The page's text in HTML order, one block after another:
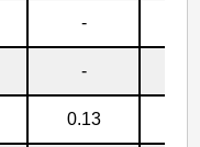
-
-
0.13